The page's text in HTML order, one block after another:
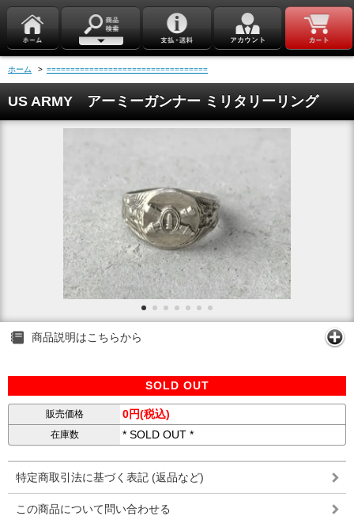
ホーム > ==================================
US ARMY アーミーガンナー ミリタリーリング
商品説明はこちらから
SOLD OUT
販売価格 0円(税込)
在庫数 * SOLD OUT *
特定商取引法に基づく表記 (返品など)
この商品について問い合わせる